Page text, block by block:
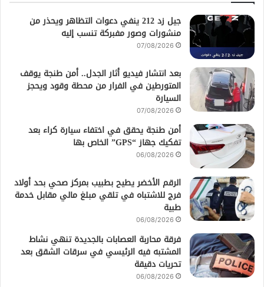
جيل زد 212 ينفي دعوات التظاهر ويحذر من
منشورات وصور مفبركة تنسب إليه
07/08/2026
بعد انتشار فيديو أثار الجدل.. أمن طنجة يوقف
المتورطين في الفرار من محطة وقود ويحجز
السيارة
07/08/2026
أمن طنجة يحقق في اختفاء سيارة كراء بعد
تفكيك جهاز “GPS” الخاص بها
06/08/2026
الرقم الأخضر يطيح بطبيب بمركز صحي بحد أولاد
فرج للاشتباه في تلقي مبلغ مالي مقابل خدمة
طبية
06/08/2026
فرقة محاربة العصابات بالجديدة تنهي نشاط
المشتبه فيه الرئيسي في سرقات الشقق بعد
تحريات دقيقة
06/08/2026